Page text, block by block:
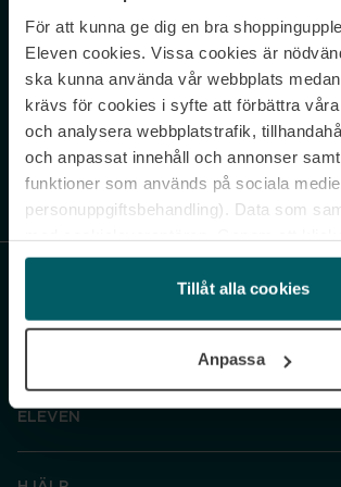
För att kunna ge dig en bra
Eleven cookies. Vissa cookies är
ska kunna använda vår webbplats
krävs för cookies i syfte att förbättra
och analysera webbplatstrafik,
och anpassat innehåll och annonser
funktioner som används på sociala
personuppgiftsbehandling). Data som
och gå vidare” accepterar du samtliga
under ”Inställningar” kan anpassa
cookies. Du kan återkalla ditt samtycke
Tillåt alla cookies
Anpassa
Never miss a beat.
Sign up to our
Genom att prenumerera accepterar du vår
ELEVEN